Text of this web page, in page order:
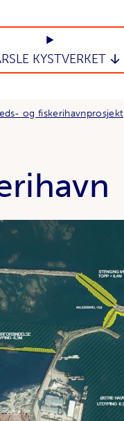
KYSTVERKET
og fiskerihavnprosjekt